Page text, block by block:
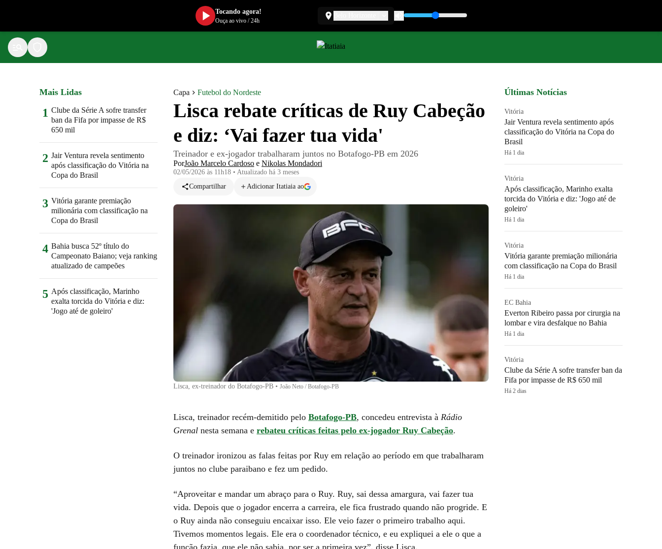
Capa Futebol do Nordeste
Lisca rebate críticas de Ruy Cabeção
e diz: ‘Vai fazer tua vida'
Treinador e ex-jogador trabalharam juntos no Botafogo-PB em 2026
PorJoão Marcelo Cardoso e Nikolas Mondadori
02/05/2026 às 11h18 • Atualizado há 3 meses
Compartilhar
Adicionar Itatiaia ao
Lisca, ex-treinador do Botafogo-PB • João Neto / Botafogo-PB
Lisca, treinador recém-demitido pelo Botafogo-PB, concedeu entrevista à Rádio
Grenal nesta semana e rebateu críticas feitas pelo ex-jogador Ruy Cabeção.
O treinador ironizou as falas feitas por Ruy em relação ao período em que trabalharam
juntos no clube paraibano e fez um pedido.
“Aproveitar e mandar um abraço para o Ruy. Ruy, sai dessa amargura, vai fazer tua
vida. Depois que o jogador encerra a carreira, ele fica frustrado quando não progride. E
o Ruy ainda não conseguiu encaixar isso. Ele veio fazer o primeiro trabalho aqui.
Tivemos momentos legais. Ele era o coordenador técnico, e eu expliquei a ele o que a
função fazia, que ele não sabia, por ser a primeira vez”, disse Lisca.
Mais Lidas
1 Clube da Série A sofre transfer
ban da Fifa por impasse de R$
650 mil
2 Jair Ventura revela sentimento
após classificação do Vitória na
Copa do Brasil
3 Vitória garante premiação
milionária com classificação na
Copa do Brasil
4 Bahia busca 52º título do
Campeonato Baiano; veja ranking
atualizado de campeões
5 Após classificação, Marinho
exalta torcida do Vitória e diz:
'Jogo até de goleiro'
Últimas Notícias
Vitória
Jair Ventura revela sentimento após
classificação do Vitória na Copa do
Brasil
Há 1 dia
Vitória
Após classificação, Marinho exalta
torcida do Vitória e diz: 'Jogo até de
goleiro'
Há 1 dia
Vitória
Vitória garante premiação milionária
com classificação na Copa do Brasil
Há 1 dia
EC Bahia
Everton Ribeiro passa por cirurgia na
lombar e vira desfalque no Bahia
Há 1 dia
Vitória
Clube da Série A sofre transfer ban da
Fifa por impasse de R$ 650 mil
Há 2 dias
Tocando agora!
Ouça ao vivo/24h